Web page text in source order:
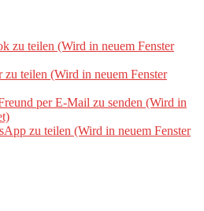
zu teilen (Wird in neuem Fenster
teilen (Wird in neuem Fenster
per E-Mail zu senden (Wird in
zu teilen (Wird in neuem Fenster